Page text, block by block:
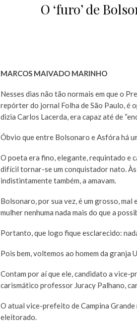
O ‘furo’ de
MARCOS MAIVADO MARINHO
Nesses dias não tão normais em que o
repórter do jornal Folha de São Paulo, é
dizia Carlos Lacerda, era capaz até de
Óbvio que entre Bolsonaro e Asfóra há
O poeta era fino, elegante, requintado e
difícil tornar-se um conquistador nato.
indistintamente também, a amavam.
Bolsonaro, por sua vez, é um grosso,
mulher nenhuma nada mais do que a
Portanto, que logo fique esclarecido:
Pois bem, voltemos ao homem da granja
Contam por aí que ele, candidato a vice-
carismático professor Juracy Palhano,
O atual vice-prefeito de Campina
eleitorado.